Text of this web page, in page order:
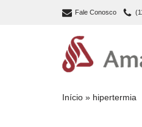
Fale Conosco
Início » hipertermia